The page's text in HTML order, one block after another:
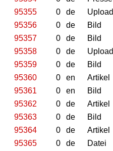
95355
0 de Upload
95356
0 de Bild
95357
0 de Bild
95358
0 de Upload
95359
0 de Bild
95360
0 en Artikel
95361
0 en Bild
95362
0 de Artikel
95363
0 de Bild
95364
0 de Artikel
95365
0 de Datei